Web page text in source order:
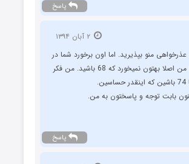
پاسخ
۲ آبان ۱۳۹۴
منو بپذیرید. اما اون برخورد شما در
مورد سیگار با من اصلا بهتون نمیخورد که 68 باشید. من فکر
بابت توجه و پاسختون به من.
پاسخ